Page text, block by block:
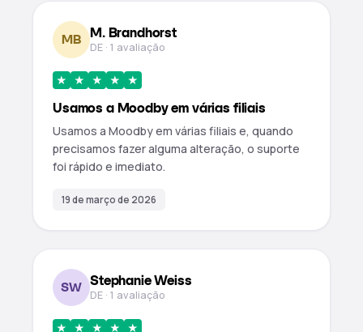
MB M. Brandhorst
DE · 1 avaliação
★ ★ ★ ★ ★
Usamos a Moodby em várias filiais
Usamos a Moodby em várias filiais e, quando
precisamos fazer alguma alteração, o suporte
foi rápido e imediato.
19 de março de 2026
SW Stephanie Weiss
DE · 1 avaliação
★ ★ ★ ★ ★